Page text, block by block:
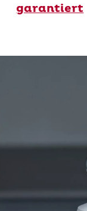
garantiert